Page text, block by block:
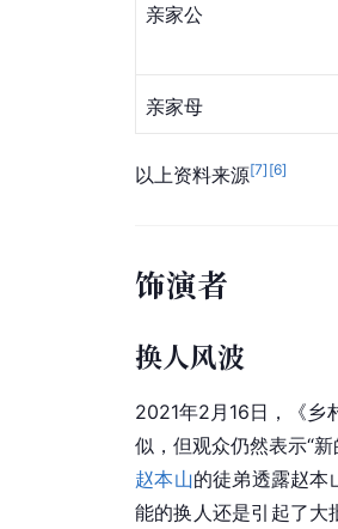
亲家公
亲家母
以上资料来源[7] [6]
饰演者
换人风波
2021年2月16日，《乡
似，但观众仍然表示“
赵本山的徒弟透露赵本
能的换人还是引起了大